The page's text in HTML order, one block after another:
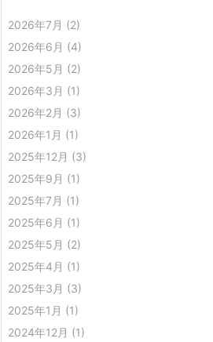
2026年7月 (2)
2026年6月 (4)
2026年5月 (2)
2026年3月 (1)
2026年2月 (3)
2026年1月 (1)
2025年12月 (3)
2025年9月 (1)
2025年7月 (1)
2025年6月 (1)
2025年5月 (2)
2025年4月 (1)
2025年3月 (3)
2025年1月 (1)
2024年12月 (1)